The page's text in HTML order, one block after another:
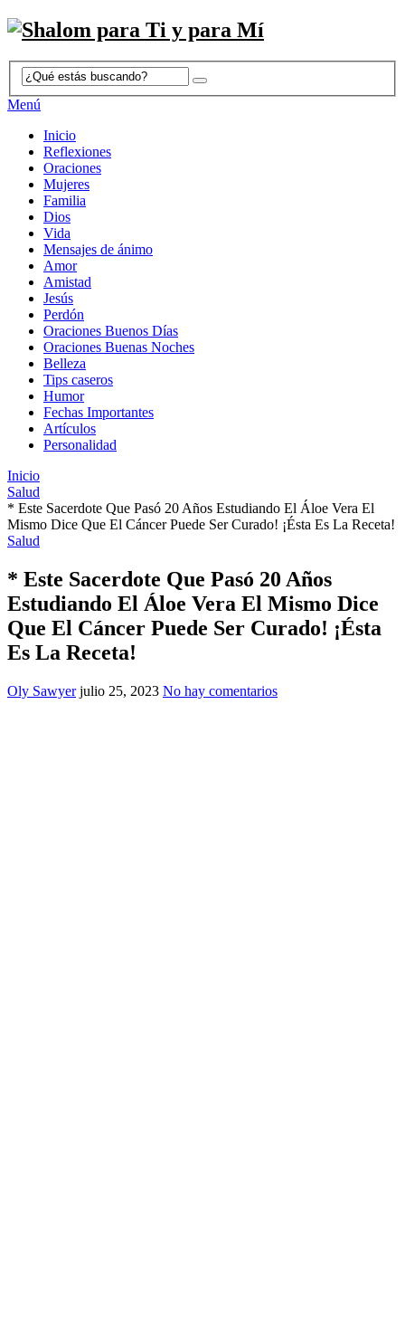
Menú
Inicio
Reflexiones
Oraciones
Mujeres
Familia
Dios
Vida
Mensajes de ánimo
Amor
Amistad
Jesús
Perdón
Oraciones Buenos Días
Oraciones Buenas Noches
Belleza
Tips caseros
Humor
Fechas Importantes
Artículos
Personalidad
Inicio
Salud
* Este Sacerdote Que Pasó 20 Años Estudiando El Áloe Vera El
Mismo Dice Que El Cáncer Puede Ser Curado! ¡Ésta Es La Receta!
Salud
* Este Sacerdote Que Pasó 20 Años
Estudiando El Áloe Vera El Mismo Dice
Que El Cáncer Puede Ser Curado! ¡Ésta
Es La Receta!
Oly Sawyer julio 25, 2023 No hay comentarios